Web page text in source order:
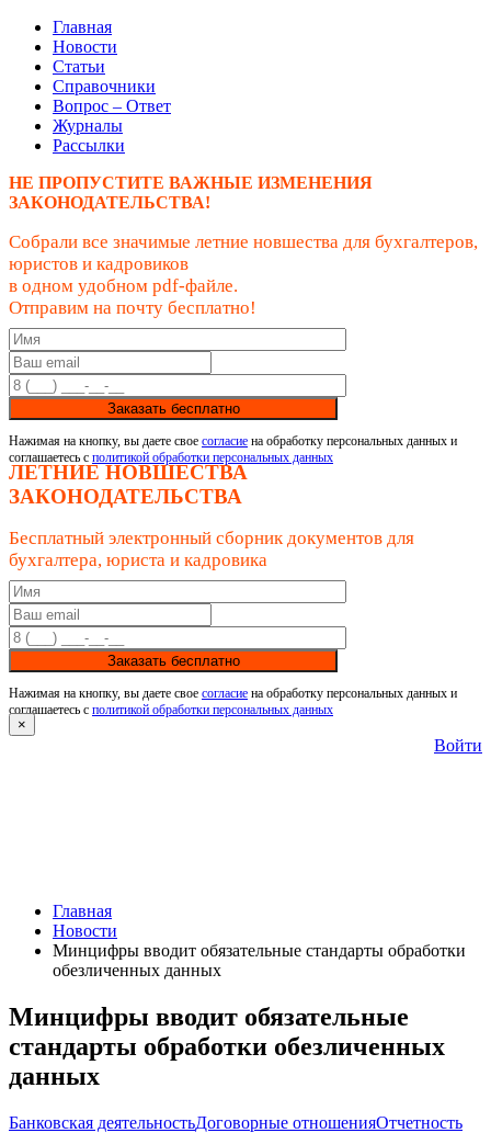
Главная
Новости
Статьи
Справочники
Вопрос – Ответ
Журналы
Рассылки
НЕ ПРОПУСТИТЕ ВАЖНЫЕ ИЗМЕНЕНИЯ
ЗАКОНОДАТЕЛЬСТВА!
Собрали все значимые летние новшества для бухгалтеров,
юристов и кадровиков
в одном удобном pdf-файле.
Отправим на почту бесплатно!
Заказать бесплатно
Нажимая на кнопку, вы даете свое согласие на обработку персональных данных и
соглашаетесь с политикой обработки персональных данных
ЛЕТНИЕ НОВШЕСТВА
ЗАКОНОДАТЕЛЬСТВА
Бесплатный электронный сборник документов для
бухгалтера, юриста и кадровика
Заказать бесплатно
Нажимая на кнопку, вы даете свое согласие на обработку персональных данных и
соглашаетесь с политикой обработки персональных данных
×
Войти
Главная
Новости
Минцифры вводит обязательные стандарты обработки
обезличенных данных
Минцифры вводит обязательные
стандарты обработки обезличенных
данных
Банковская деятельностьДоговорные отношенияОтчетность